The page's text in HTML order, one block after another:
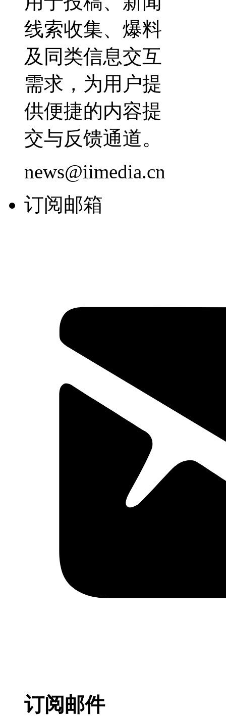
线索收集、爆料
及同类信息交互
需求，为用户提
供便捷的内容提
交与反馈通道。
news@iimedia.cn
订阅邮箱
订阅邮件